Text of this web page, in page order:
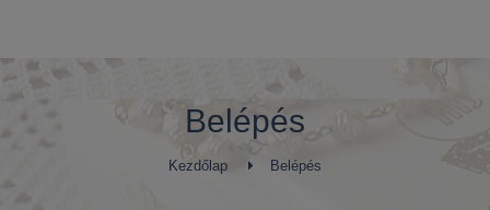
Belépés
Kezdőlap Belépés